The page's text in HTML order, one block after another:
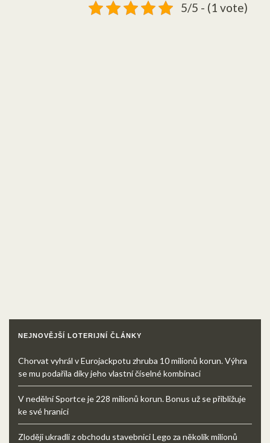
5/5 - (1 vote)
NEJNOVĚJŠÍ LOTERIJNÍ ČLÁNKY
Chorvat vyhrál v Eurojackpotu zhruba 10 milionů korun. Výhra
se mu podařila díky jeho vlastní číselné kombinaci
V nedělní Sportce je 228 milionů korun. Bonus už se přibližuje
ke své hranici
Zloději ukradli z obchodu stavebnici Lego za několik milionů